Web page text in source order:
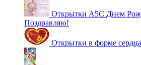
Открытки А5С Днем
Поздравляю!
Открытки в форме